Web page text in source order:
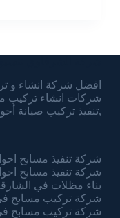
افضل شركة انشاء و
شركات انشاء تركيب
,تنفيذ تركيب صيانة
شركة تنفيذ مسابح احواض
شركة تنفيذ مسابح احواض
بناء مظلات في الشارقة |0541849208| تركيب
شركة تركيب مسابح في
شركة تركيب مسابح في دبي